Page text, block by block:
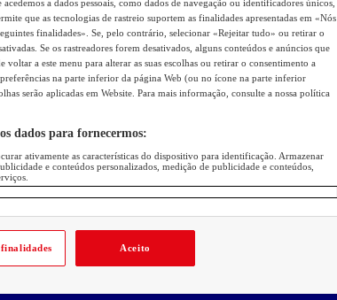
acedemos a dados pessoais, como dados de navegação ou identificadores únicos,
que as tecnologias de rastreio suportem as finalidades apresentadas em «Nós
finalidades». Se, pelo contrário, selecionar «Rejeitar tudo» ou retirar o
Se os rastreadores forem desativados, alguns conteúdos e anúncios que
voltar a este menu para alterar as suas escolhas ou retirar o consentimento a
na parte inferior da página Web (ou no ícone na parte inferior
serão aplicadas em Website. Para mais informação, consulte a nossa política
dados para fornecermos:
ativamente as características do dispositivo para identificação. Armazenar
e conteúdos personalizados, medição de publicidade e conteúdos,
Aceito